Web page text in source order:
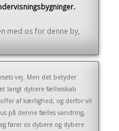
med os for denne by,
vej. Men det betyder
langt dybere fællesskab
af kærlighed, og derfor vil
på denne fælles vandring,
fører os dybere og dybere